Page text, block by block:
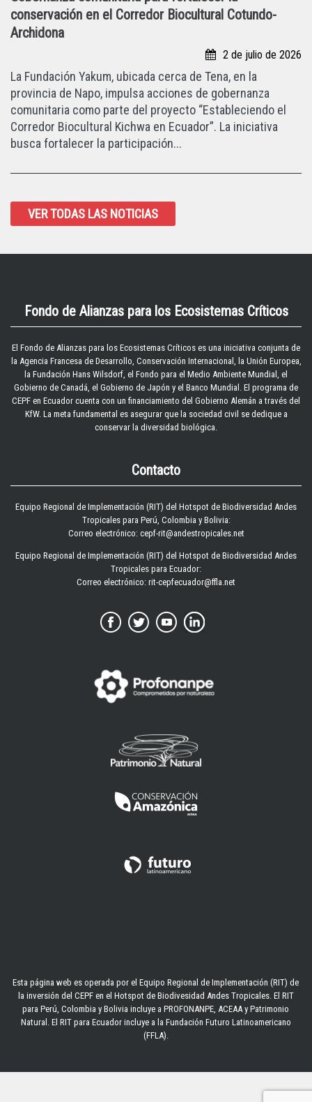
conservación en el Corredor Biocultural Cotundo-
Archidona
2 de julio de 2026
La Fundación Yakum, ubicada cerca de Tena, en la
provincia de Napo, impulsa acciones de gobernanza
comunitaria como parte del proyecto “Estableciendo el
Corredor Biocultural Kichwa en Ecuador”. La iniciativa
busca fortalecer la participación...
VER TODAS LAS NOTICIAS
Fondo de Alianzas para los Ecosistemas Críticos
El Fondo de Alianzas para los Ecosistemas Críticos es una iniciativa conjunta de
la Agencia Francesa de Desarrollo, Conservación Internacional, la Unión Europea,
la Fundación Hans Wilsdorf, el Fondo para el Medio Ambiente Mundial, el
Gobierno de Canadá, el Gobierno de Japón y el Banco Mundial. El programa de
CEPF en Ecuador cuenta con un financiamiento del Gobierno Alemán a través del
KfW. La meta fundamental es asegurar que la sociedad civil se dedique a
conservar la diversidad biológica.
Contacto
Equipo Regional de Implementación (RIT) del Hotspot de Biodiversidad Andes
Tropicales para Perú, Colombia y Bolivia:
Correo electrónico: cepf-rit@andestropicales.net
Equipo Regional de Implementación (RIT) del Hotspot de Biodiversidad Andes
Tropicales para Ecuador:
Correo electrónico: rit-cepfecuador@ffla.net
Esta página web es operada por el Equipo Regional de Implementación (RIT) de
la inversión del CEPF en el Hotspot de Biodivesidad Andes Tropicales. El RIT
para Perú, Colombia y Bolivia incluye a PROFONANPE, ACEAA y Patrimonio
Natural. El RIT para Ecuador incluye a la Fundación Futuro Latinoamericano
(FFLA).